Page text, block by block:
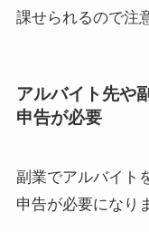
課せられるので注
アルバイト先や
申告が必要
副業でアルバイト
申告が必要になり